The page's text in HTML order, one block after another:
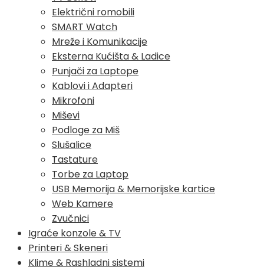
Električni romobili
SMART Watch
Mreže i Komunikacije
Eksterna Kućišta & Ladice
Punjači za Laptope
Kablovi i Adapteri
Mikrofoni
Miševi
Podloge za Miš
Slušalice
Tastature
Torbe za Laptop
USB Memorija & Memorijske kartice
Web Kamere
Zvučnici
Igraće konzole & TV
Printeri & Skeneri
Klime & Rashladni sistemi